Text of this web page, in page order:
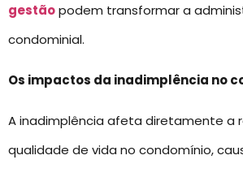
gestãopodem transformar a
condominial.
Os impactos da inadimplência no
A inadimplência afeta diretamente a
qualidade de vida no condomínio,